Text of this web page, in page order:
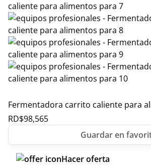
Fermentadora carrito caliente para
RD$98,565
Hacer oferta